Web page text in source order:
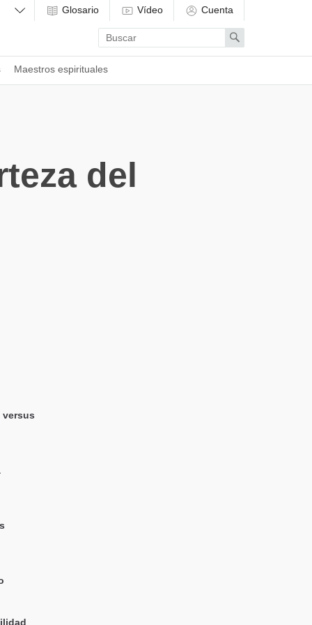
Maestros espirituales
Glosario Vídeo Cuenta
Enter
search
term
Search
del
versus